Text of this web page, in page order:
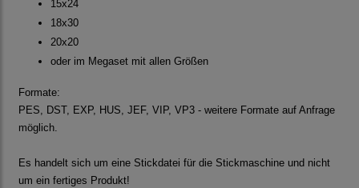
15x24
18x30
20x20
oder im Megaset mit allen Größen
Formate:
PES, DST, EXP, HUS, JEF, VIP, VP3 - weitere Formate auf Anfrage
möglich.
Es handelt sich um eine Stickdatei für die Stickmaschine und nicht
um ein fertiges Produkt!